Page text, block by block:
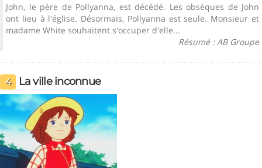
John, le père de Pollyanna, est décédé. Les obsèques de John
ont lieu à l'église. Désormais, Pollyanna est seule. Monsieur et
madame White souhaitent s'occuper d'elle...
Résumé : AB Groupe
4 La ville inconnue